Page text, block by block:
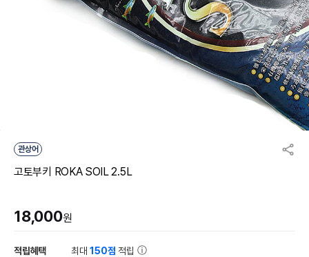
관상어
고토부키 ROKA SOIL 2.5L
18,000원
적립혜택 최대150점 적립